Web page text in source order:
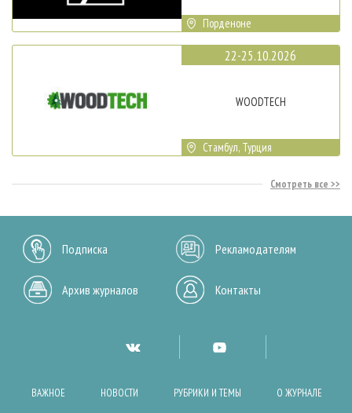
Порденоне
22-25.10.2026
WOODTECH
Стамбул, Турция
Смотреть все
Подписка Рекламодателям
Архив журналов Контакты
ВАЖНОЕ НОВОСТИ РУБРИКИ И ТЕМЫ О ЖУРНАЛЕ